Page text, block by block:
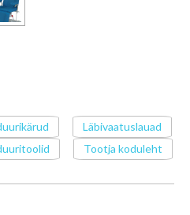
Läbivaatuslauad
Tootja koduleht